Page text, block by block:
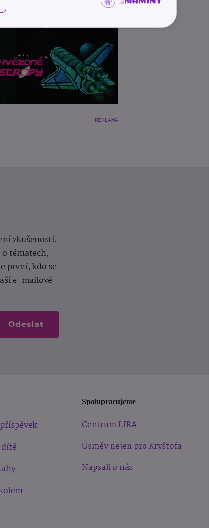
REKLAMA
zkušeností.
tématech,
první, kdo se
e-mailové
Odeslat
Spolupracujeme
Centrum LIRA
Úsměv nejen pro Kryštofa
Napsali o nás